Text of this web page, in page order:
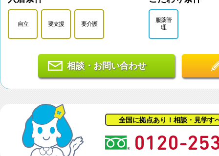
自立 要支援 要介護
服薬管
理
相談・お問い合わせ
全国に拠点あり！相談・見学す